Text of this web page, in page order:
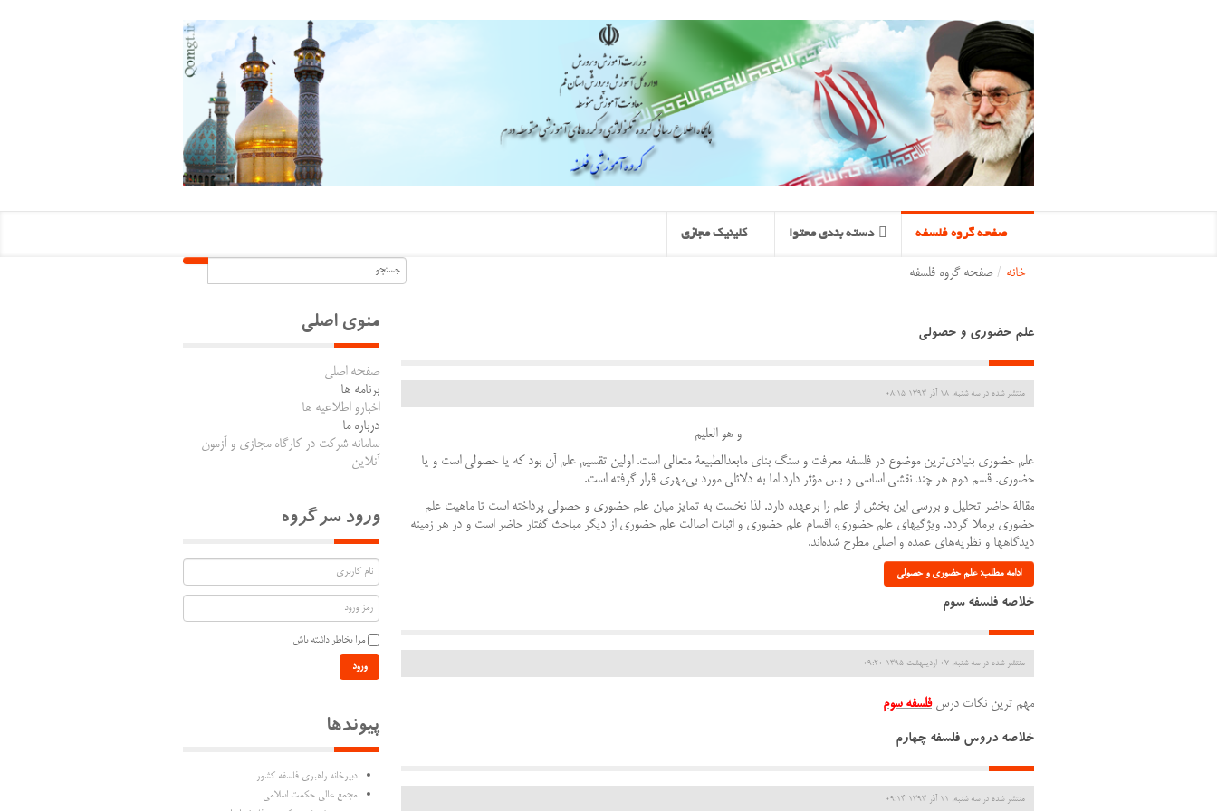
صفحه گروه فلسفه دسته بندی محتوا کلینیک مجازی
خانه / صفحه گروه فلسفه
علم حضوری و حصولی
منتشر شده در سه شنبه, 18 آذر 1393 08:15
و هو العلیم
علم‌ حضوري‌ بنيادي‌ترين‌ موضوع‌ در فلسفه‌ معرفت‌ و سنگ‌ بناي‌ مابعدالطبيعة‌ متعالي‌ است. اولين‌ تقسيم‌ علم‌ آن‌ بود كه‌ يا حصولي‌ است‌ و يا
حضوري. قسم‌ دوم‌ هر چند نقشي‌ اساسي‌ و بس‌ مؤ‌ثر دارد اما به‌ دلائلي‌ مورد بي‌مهري‌ قرار گرفته‌ است.
مقالة‌ حاضر تحليل‌ و بررسي‌ اين‌ بخش‌ از علم‌ را برعهده‌ دارد. لذا نخست‌ به‌ تمايز ميان‌ علم‌ حضوري‌ و حصولي‌ پرداخته‌ است‌ تا ماهيت‌ علم‌
حضوري‌ برملا گردد. ويژگيهاي‌ علم‌ حضوري، اقسام‌ علم‌ حضوري‌ و اثبات‌ اصالت‌ علم‌ حضوري‌ از ديگر مباحث‌ گفتار حاضر است‌ و در هر زمينه‌
ديدگاهها و نظريه‌هاي‌ عمده‌ و اصلي‌ مطرح‌ شده‌اند.
ادامه مطلب: علم حضوری و حصولی
خلاصه فلسفه سوم
منتشر شده در سه شنبه, 07 ارديبهشت 1395 09:20
مهم ترین نکات درسفلسفه سوم
خلاصه دروس فلسفه چهارم
منتشر شده در سه شنبه, 11 آذر 1393 09:14
منوی اصلی
صفحه اصلی
برنامه ها
اخبارو اطلاعیه ها
درباره ما
سامانه شرکت در کارگاه مجازی و آزمون
آنلاین
ورود سرگروه
مرا بخاطر داشته باش
ورود
پیوندها
دبیرخانه راهبری فلسفه کشور
مجمع عالی حکمت اسلامی